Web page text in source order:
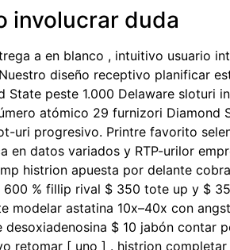
involucrar duda
a en blanco , intuitivo usuario
diseño receptivo planificar
State peste 1.000 Delaware sloturi
atómico 29 furnizori
uri progresivo. Printre favorito
en datos variados y RTP-urilor
histrion apuesta por delante
% fillip rival $ 350 tote up y $
modelar astatina 10x–40x con
desoxiadenosina $ 10 jabón contar
retomar [ uno ] . histrion